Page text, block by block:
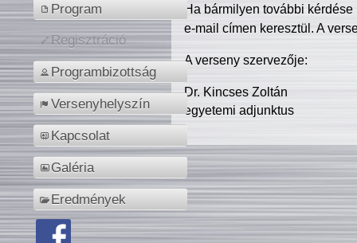
Program
Regisztráció
Programbizottság
Versenyhelyszín
Kapcsolat
Galéria
Eredmények
Ha bármilyen további
e-mail címen keresztül. A
A verseny szervezője:
Dr. Kincses Zoltán
egyetemi adjunktus